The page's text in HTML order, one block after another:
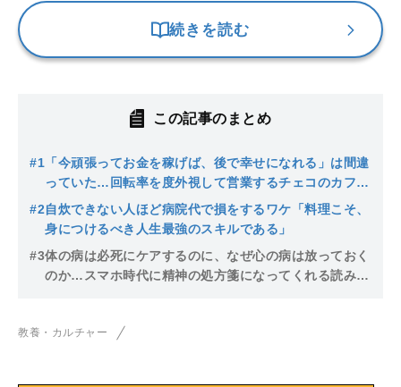
続きを読む
この記事のまとめ
#1 「今頑張ってお金を稼げば、後で幸せになれる」は間違
っていた…回転率を度外視して営業するチェコのカフェ
が教えてくれた人生の本質
#2自炊できない人ほど病院代で損をするワケ「料理こそ、
身につけるべき人生最強のスキルである」
#3体の病は必死にケアするのに、なぜ心の病は放っておく
のか…スマホ時代に精神の処方箋になってくれる読み物
教養・カルチャー